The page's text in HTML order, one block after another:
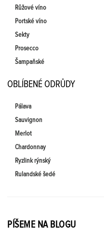
Růžové víno
Portské víno
Sekty
Prosecco
Šampaňské
OBLÍBENÉ ODRŮDY
Pálava
Sauvignon
Merlot
Chardonnay
Ryzlink rýnský
Rulandské šedé
PÍŠEME NA BLOGU